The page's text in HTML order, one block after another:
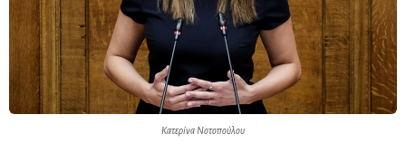
Κατερίνα Νοτοπούλου